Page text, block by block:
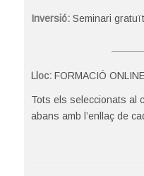
Inversió: Seminari gratuït
Lloc:FORMACIÓ ONLINE
Tots els seleccionats al
abans amb l’enllaç de